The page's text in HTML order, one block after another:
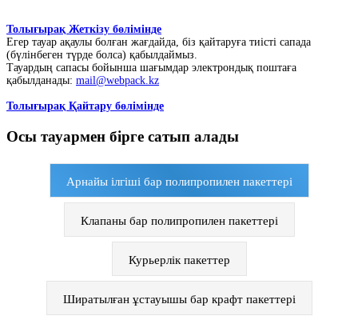
Толығырақ Жеткізу бөлімінде
Егер тауар ақаулы болған жағдайда, біз қайтаруға тиісті сапада
(бүлінбеген түрде болса) қабылдаймыз.
Тауардың сапасы бойынша шағымдар электрондық поштаға
қабылданады: mail@webpack.kz
Толығырақ Қайтару бөлімінде
Осы тауармен бірге сатып алады
Арнайы ілгіші бар полипропилен пакеттері
Клапаны бар полипропилен пакеттері
Курьерлік пакеттер
Ширатылған ұстауышы бар крафт пакеттері